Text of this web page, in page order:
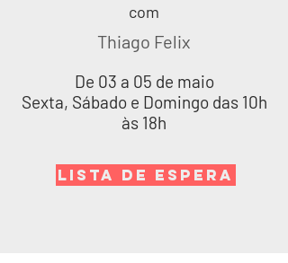
com
Thiago Felix
De 03 a 05 de maio
Sexta, Sábado e Domingo das 10h
às 18h
LISTA DE ESPERA